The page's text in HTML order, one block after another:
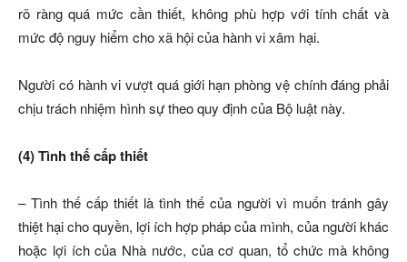
rõ ràng quá mức cần thiết, không phù hợp với tính chất và
mức độ nguy hiểm cho xã hội của hành vi xâm hại.
Người có hành vi vượt quá giới hạn phòng vệ chính đáng phải
chịu trách nhiệm hình sự theo quy định của Bộ luật này.
(4) Tình thế cấp thiết
– Tình thế cấp thiết là tình thế của người vì muốn tránh gây
thiệt hại cho quyền, lợi ích hợp pháp của mình, của người khác
hoặc lợi ích của Nhà nước, của cơ quan, tổ chức mà không